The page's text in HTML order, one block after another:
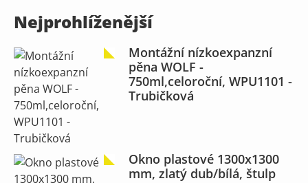
Nejprohlíženější
Montážní nízkoexpanzní
pěna WOLF -
750ml,celoroční, WPU1101 -
Trubičková
Okno plastové 1300x1300
mm, zlatý dub/bílá, štulp